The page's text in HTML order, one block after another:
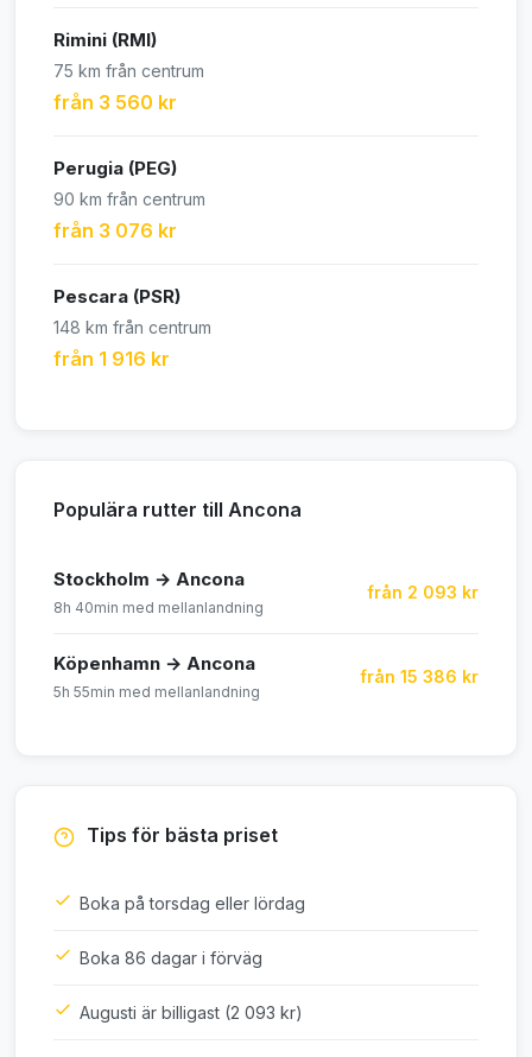
Rimini (RMI)
75 km från centrum
från 3 560 kr
Perugia (PEG)
90 km från centrum
från 3 076 kr
Pescara (PSR)
148 km från centrum
från 1 916 kr
Populära rutter till Ancona
Stockholm → Ancona
8h 40min med mellanlandning
från 2 093 kr
Köpenhamn → Ancona
5h 55min med mellanlandning
från 15 386 kr
Tips för bästa priset
Boka på torsdag eller lördag
Boka 86 dagar i förväg
Augusti är billigast (2 093 kr)